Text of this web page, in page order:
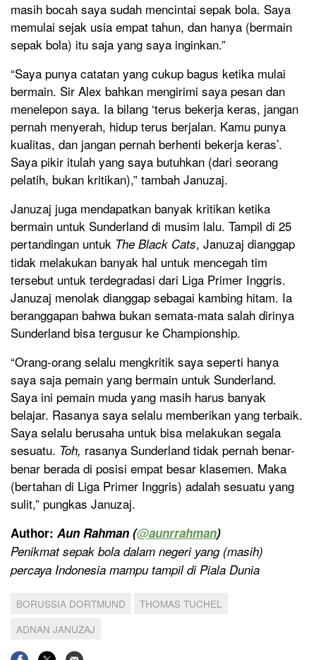
masih bocah saya sudah mencintai sepak bola. Saya
memulai sejak usia empat tahun, dan hanya (bermain
sepak bola) itu saja yang saya inginkan.”
“Saya punya catatan yang cukup bagus ketika mulai
bermain. Sir Alex bahkan mengirimi saya pesan dan
menelepon saya. Ia bilang ‘terus bekerja keras, jangan
pernah menyerah, hidup terus berjalan. Kamu punya
kualitas, dan jangan pernah berhenti bekerja keras’.
Saya pikir itulah yang saya butuhkan (dari seorang
pelatih, bukan kritikan),” tambah Januzaj.
Januzaj juga mendapatkan banyak kritikan ketika
bermain untuk Sunderland di musim lalu. Tampil di 25
pertandingan untuk The Black Cats, Januzaj dianggap
tidak melakukan banyak hal untuk mencegah tim
tersebut untuk terdegradasi dari Liga Primer Inggris.
Januzaj menolak dianggap sebagai kambing hitam. Ia
beranggapan bahwa bukan semata-mata salah dirinya
Sunderland bisa tergusur ke Championship.
“Orang-orang selalu mengkritik saya seperti hanya
saya saja pemain yang bermain untuk Sunderland.
Saya ini pemain muda yang masih harus banyak
belajar. Rasanya saya selalu memberikan yang terbaik.
Saya selalu berusaha untuk bisa melakukan segala
sesuatu. Toh, rasanya Sunderland tidak pernah benar-
benar berada di posisi empat besar klasemen. Maka
(bertahan di Liga Primer Inggris) adalah sesuatu yang
sulit,” pungkas Januzaj.
Author: Aun Rahman (@aunrrahman)
Penikmat sepak bola dalam negeri yang (masih)
percaya Indonesia mampu tampil di Piala Dunia
BORUSSIA DORTMUND
THOMAS TUCHEL
ADNAN JANUZAJ